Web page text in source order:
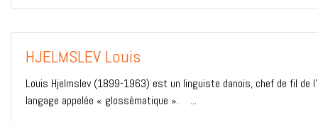
HJELMSLEV Louis
Louis Hjelmslev (1899-1963) est un linguiste danois, chef de fil de
langage appelée « glossématique ». ...